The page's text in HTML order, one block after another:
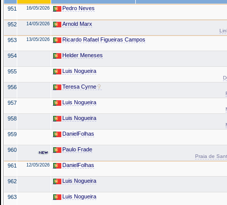
951 16/05/2026 Pedro Neves
952 14/05/2026 Arnold Marx
953 13/05/2026 Ricardo Rafael Figueiras Campos
954 Helder Meneses
955 Luis Nogueira
956 Teresa Cyrne
957 Luis Nogueira
958 Luis Nogueira
959 DanielFolhas
960 Paulo Frade
Praia de
961 12/05/2026 DanielFolhas
962 Luis Nogueira
963 Luis Nogueira